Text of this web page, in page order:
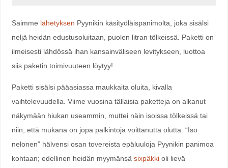
Saimme lähetyksen Pyynikin käsityöläispanimolta, joka sisälsi
neljä heidän edustusoluitaan, puolen litran tölkeissä. Paketti on
ilmeisesti lähdössä ihan kansainväliseen levitykseen, luottoa
siis paketin toimivuuteen löytyy!
Paketti sisälsi pääasiassa maukkaita oluita, kivalla
vaihtelevuudella. Viime vuosina tällaisia paketteja on alkanut
näkymään hiukan useammin, muttei näin isoissa tölkeissä tai
niin, että mukana on jopa palkintoja voittanutta olutta. “Iso
nelonen” hälvensi osan tovereista epäluuloja Pyynikin panimoa
kohtaan; edellinen heidän myymänsä sixpäkkioli lievä